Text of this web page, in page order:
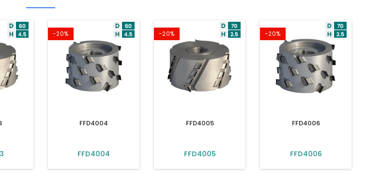
-20%
FFD4004
FFD4004
-20%
FFD4005
FFD4005
-20%
FFD4006
FFD4006